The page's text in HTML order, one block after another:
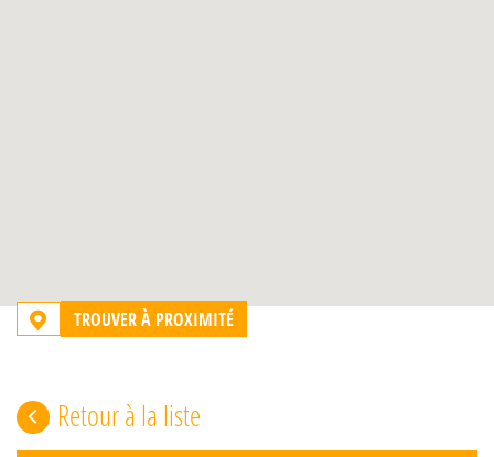
TROUVER À PROXIMITÉ
Retour à la liste